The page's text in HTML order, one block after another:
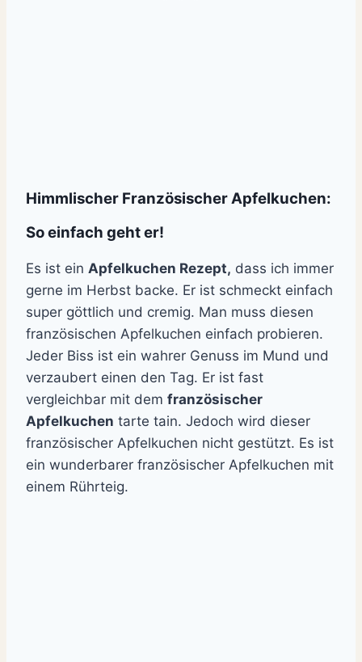
Himmlischer Französischer Apfelkuchen:
So einfach geht er!
Es ist ein Apfelkuchen Rezept, dass ich immer
gerne im Herbst backe. Er ist schmeckt einfach
super göttlich und cremig. Man muss diesen
französischen Apfelkuchen einfach probieren.
Jeder Biss ist ein wahrer Genuss im Mund und
verzaubert einen den Tag. Er ist fast
vergleichbar mit dem französischer
Apfelkuchen tarte tain. Jedoch wird dieser
französischer Apfelkuchen nicht gestützt. Es ist
ein wunderbarer französischer Apfelkuchen mit
einem Rührteig.